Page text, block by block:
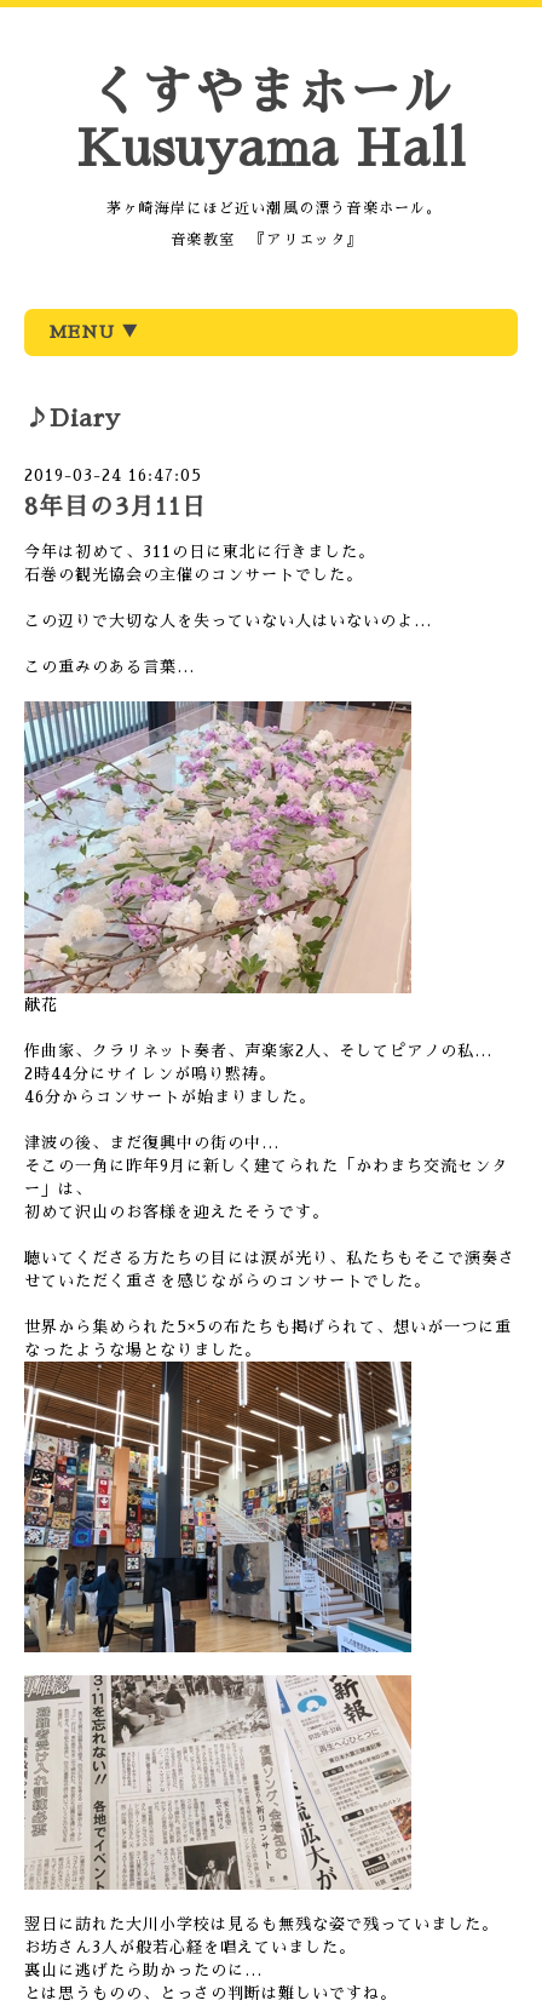
くすやまホール
Kusuyama Hall
茅ヶ崎海岸にほど近い潮風の漂う音楽ホール。
音楽教室 『アリエッタ』
MENU ▼
♪Diary
2019-03-24 16:47:05
8年目の3月11日
今年は初めて、311の日に東北に行きました。
石巻の観光協会の主催のコンサートでした。
この辺りで大切な人を失っていない人はいないのよ…
この重みのある言葉…
献花
作曲家、クラリネット奏者、声楽家2人、そしてピアノの私…
2時44分にサイレンが鳴り黙祷。
46分からコンサートが始まりました。
津波の後、まだ復興中の街の中…
そこの一角に昨年9月に新しく建てられた「かわまち交流センタ
ー」は、
初めて沢山のお客様を迎えたそうです。
聴いてくださる方たちの目には涙が光り、私たちもそこで演奏さ
せていただく重さを感じながらのコンサートでした。
世界から集められた5×5の布たちも掲げられて、想いが一つに重
なったような場となりました。
翌日に訪れた大川小学校は見るも無残な姿で残っていました。
お坊さん3人が般若心経を唱えていました。
裏山に逃げたら助かったのに…
とは思うものの、とっさの判断は難しいですね。